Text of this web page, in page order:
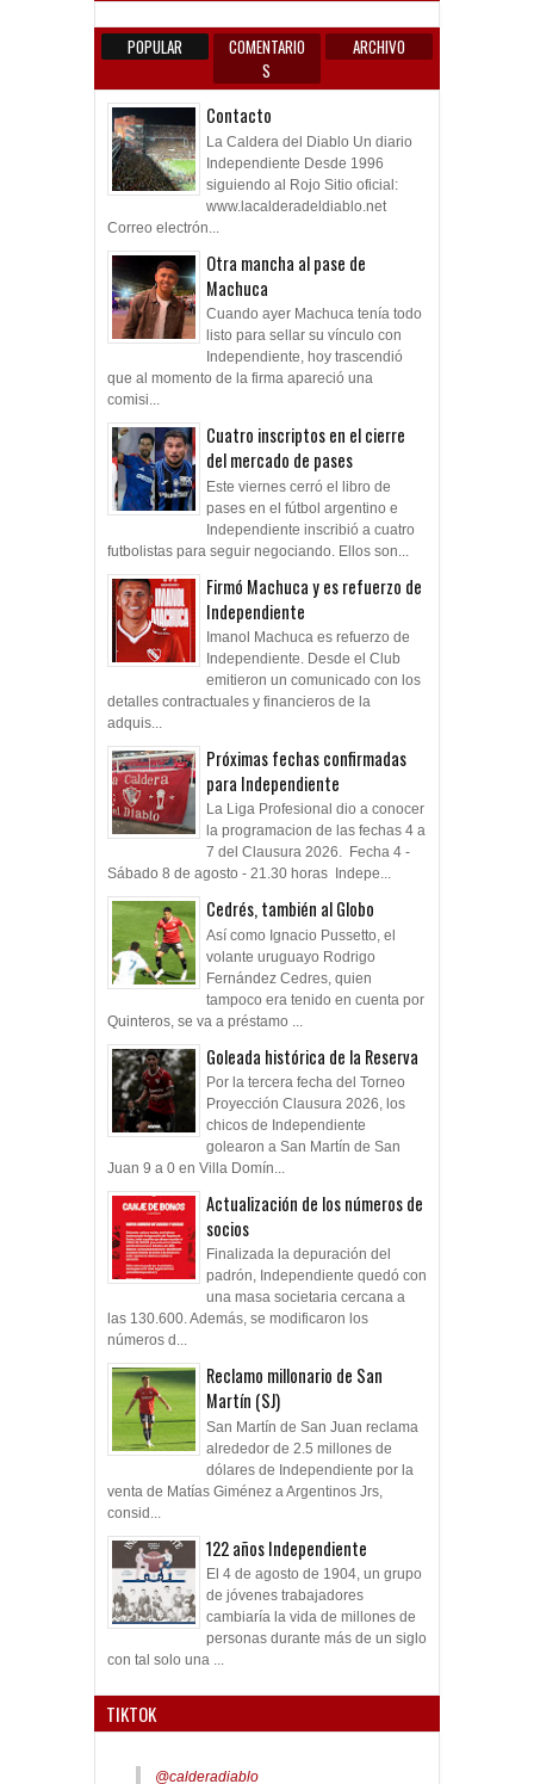
POPULAR
COMENTARIO
S
ARCHIVO
Contacto
La Caldera del Diablo Un diario
Independiente Desde 1996
siguiendo al Rojo Sitio oficial:
www.lacalderadeldiablo.net
Correo electrón...
Otra mancha al pase de
Machuca
Cuando ayer Machuca tenía todo
listo para sellar su vínculo con
Independiente, hoy trascendió
que al momento de la firma apareció una
comisi...
Cuatro inscriptos en el cierre
del mercado de pases
Este viernes cerró el libro de
pases en el fútbol argentino e
Independiente inscribió a cuatro
futbolistas para seguir negociando. Ellos son...
Firmó Machuca y es refuerzo de
Independiente
Imanol Machuca es refuerzo de
Independiente. Desde el Club
emitieron un comunicado con los
detalles contractuales y financieros de la
adquis...
Próximas fechas confirmadas
para Independiente
La Liga Profesional dio a conocer
la programacion de las fechas 4 a
7 del Clausura 2026. Fecha 4 -
Sábado 8 de agosto - 21.30 horas Indepe...
Cedrés, también al Globo
Así como Ignacio Pussetto, el
volante uruguayo Rodrigo
Fernández Cedres, quien
tampoco era tenido en cuenta por
Quinteros, se va a préstamo ...
Goleada histórica de la Reserva
Por la tercera fecha del Torneo
Proyección Clausura 2026, los
chicos de Independiente
golearon a San Martín de San
Juan 9 a 0 en Villa Domín...
Actualización de los números de
socios
Finalizada la depuración del
padrón, Independiente quedó con
una masa societaria cercana a
las 130.600. Además, se modificaron los
números d...
Reclamo millonario de San
Martín (SJ)
San Martín de San Juan reclama
alrededor de 2.5 millones de
dólares de Independiente por la
venta de Matías Giménez a Argentinos Jrs,
consid...
122 años Independiente
El 4 de agosto de 1904, un grupo
de jóvenes trabajadores
cambiaría la vida de millones de
personas durante más de un siglo
con tal solo una ...
TIKTOK
@calderadiablo